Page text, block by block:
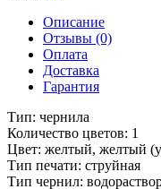
Описание
Отзывы (0)
Оплата
Доставка
Гарантия
Тип: чернила
Количество цветов: 1
Цвет: желтый, желтый
Тип печати: струйная
Тип чернил: